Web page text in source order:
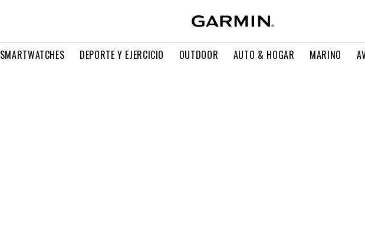
SMARTWATCHES DEPORTE Y EJERCICIO OUTDOOR AUTO & HOGAR MARINO